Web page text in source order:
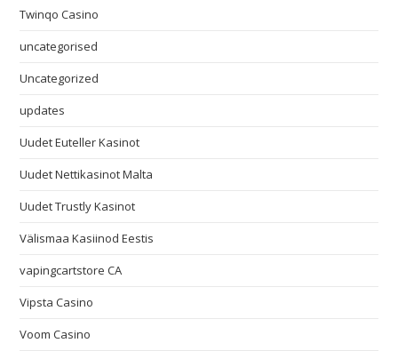
Twinqo Casino
uncategorised
Uncategorized
updates
Uudet Euteller Kasinot
Uudet Nettikasinot Malta
Uudet Trustly Kasinot
Välismaa Kasiinod Eestis
vapingcartstore CA
Vipsta Casino
Voom Casino